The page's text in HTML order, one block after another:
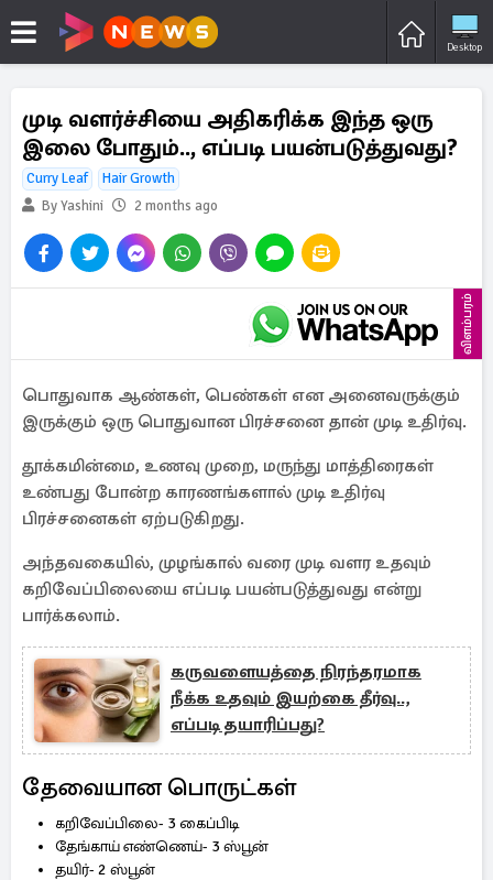
Desktop
முடி வளர்ச்சியை அதிகரிக்க இந்த ஒரு
இலை போதும்.., எப்படி பயன்படுத்துவது?
Curry Leaf
Hair Growth
By Yashini
2 months ago
விளம்பரம்
பொதுவாக ஆண்கள், பெண்கள் என அனைவருக்கும்
இருக்கும் ஒரு பொதுவான பிரச்சனை தான் முடி உதிர்வு.
தூக்கமின்மை, உணவு முறை, மருந்து மாத்திரைகள்
உண்பது போன்ற காரணங்களால் முடி உதிர்வு
பிரச்சனைகள் ஏற்படுகிறது.
அந்தவகையில், முழங்கால் வரை முடி வளர உதவும்
கறிவேப்பிலையை எப்படி பயன்படுத்துவது என்று
பார்க்கலாம்.
கருவளையத்தை நிரந்தரமாக
நீக்க உதவும் இயற்கை தீர்வு..,
எப்படி தயாரிப்பது?
தேவையான பொருட்கள்
கறிவேப்பிலை- 3 கைப்பிடி
தேங்காய் எண்ணெய்- 3 ஸ்பூன்
தயிர்- 2 ஸ்பூன்